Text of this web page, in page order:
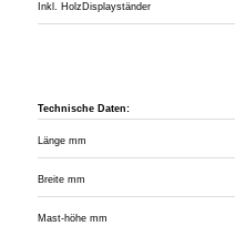
Inkl. HolzDisplayständer
Technische Daten:
Länge mm
Breite mm
Mast-höhe mm